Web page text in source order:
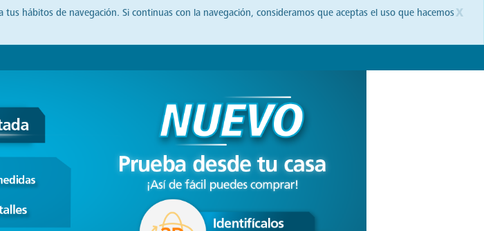
x
hábitos de navegación. Si continuas con la navegación, consideramos que aceptas el uso que hacemos